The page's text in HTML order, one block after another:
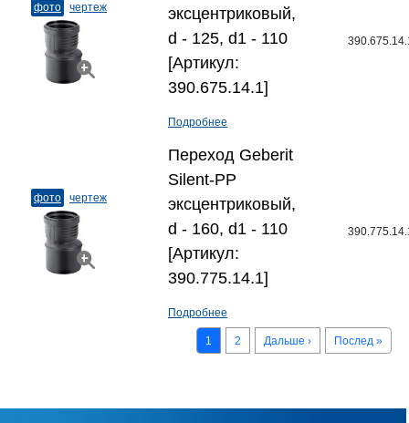
фото чертеж
эксцентриковый,
d - 125, d1 - 110
[Артикул:
390.675.14.1]
Подробнее
фото чертеж
Переход Geberit
Silent-PP
эксцентриковый,
d - 160, d1 - 110
[Артикул:
390.775.14.1]
Подробнее
1 2 Дальше › Послед »